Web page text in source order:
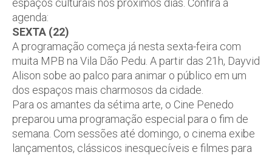
espaços culturais nos próximos dias. Confira a
agenda:
SEXTA (22)
A programação começa já nesta sexta-feira com
muita MPB na Vila Dão Pedu. A partir das 21h, Dayvid
Alison sobe ao palco para animar o público em um
dos espaços mais charmosos da cidade.
Para os amantes da sétima arte, o Cine Penedo
preparou uma programação especial para o fim de
semana. Com sessões até domingo, o cinema exibe
lançamentos, clássicos inesquecíveis e filmes para